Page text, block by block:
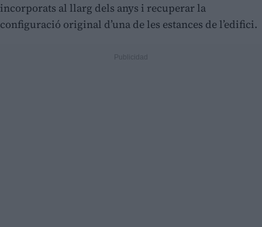
incorporats al llarg dels anys i recuperar la
configuració original d’una de les estances de l’edifici.